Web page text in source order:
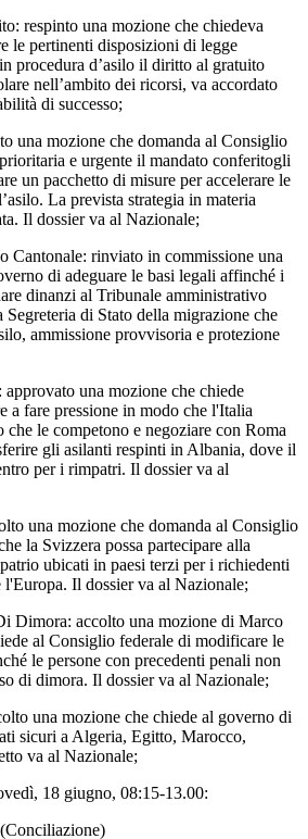
respinto una mozione che chiedeva
le pertinenti disposizioni di legge
procedura d’asilo il diritto al gratuito
nell’ambito dei ricorsi, va accordato
di successo;
una mozione che domanda al Consiglio
e urgente il mandato conferitogli
un pacchetto di misure per accelerare le
La prevista strategia in materia
Il dossier va al Nazionale;
rinviato in commissione una
di adeguare le basi legali affinché i
dinanzi al Tribunale amministrativo
di Stato della migrazione che
ammissione provvisoria e protezione
una mozione che chiede
a fare pressione in modo che l'Italia
le competono e negoziare con Roma
gli asilanti respinti in Albania, dove il
per i rimpatri. Il dossier va al
una mozione che domanda al Consiglio
la Svizzera possa partecipare alla
ubicati in paesi terzi per i richiedenti
l'Europa. Il dossier va al Nazionale;
Dimora: accolto una mozione di Marco
al Consiglio federale di modificare le
le persone con precedenti penali non
di dimora. Il dossier va al Nazionale;
una mozione che chiede al governo di
sicuri a Algeria, Egitto, Marocco,
va al Nazionale;
18 giugno, 08:15-13.00: